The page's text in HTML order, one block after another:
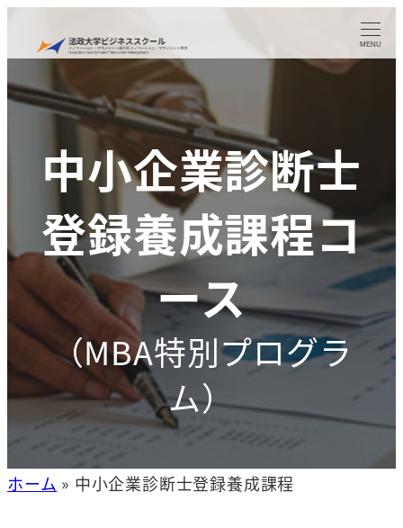
ン
コ
へ
移
MENU
中小企業診断士
登録養成課程コ
ース
（MBA特別プログラ
ム）
ホーム » 中小企業診断士登録養成課程